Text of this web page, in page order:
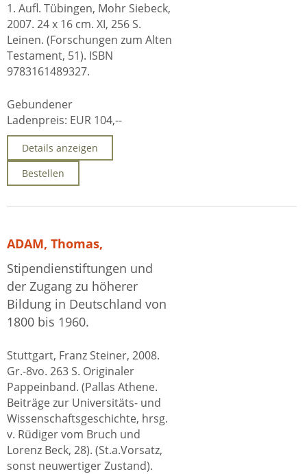
1. Aufl. Tübingen, Mohr Siebeck,
2007. 24 x 16 cm. XI, 256 S.
Leinen. (Forschungen zum Alten
Testament, 51). ISBN
9783161489327.
Gebundener
Ladenpreis: EUR 104,--
Details anzeigen
Bestellen
ADAM, Thomas,
Stipendienstiftungen und
der Zugang zu höherer
Bildung in Deutschland von
1800 bis 1960.
Stuttgart, Franz Steiner, 2008.
Gr.-8vo. 263 S. Originaler
Pappeinband. (Pallas Athene.
Beiträge zur Universitäts- und
Wissenschaftsgeschichte, hrsg.
v. Rüdiger vom Bruch und
Lorenz Beck, 28). (St.a.Vorsatz,
sonst neuwertiger Zustand).